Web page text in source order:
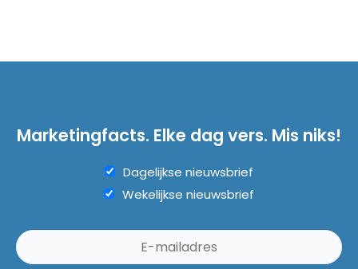
Marketingfacts. Elke dag vers. Mis niks!
Dagelijkse nieuwsbrief
Wekelijkse nieuwsbrief